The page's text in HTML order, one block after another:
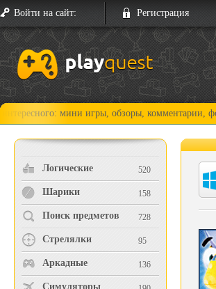
Войти на сайт: Регистрация
мини игры, обзоры, комментарии, форум,
Логические 520
Шарики 158
Поиск предметов 728
Стрелялки 95
Аркадные 136
Симуляторы